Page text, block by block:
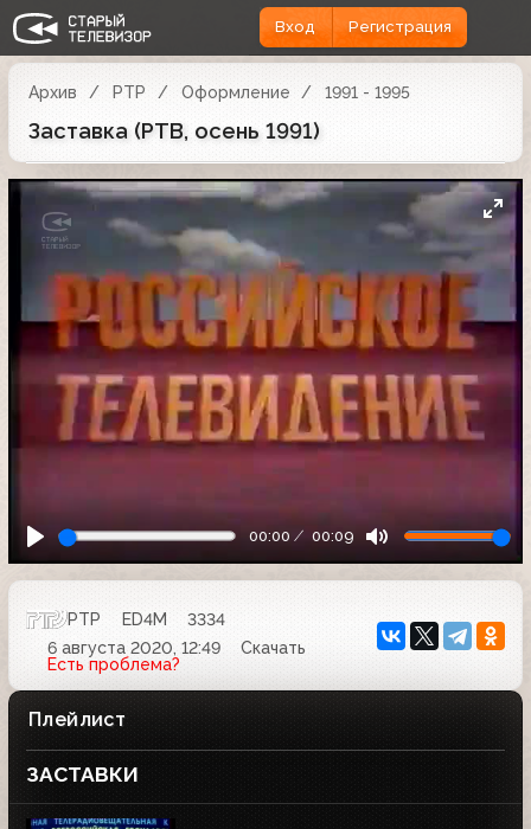
Вход Регистрация
Архив РТР Оформление 1991 - 1995
Заставка (РТВ, осень 1991)
00:00 00:09
РТР ED4M
3334
6 августа 2020, 12:49
Скачать
Есть проблема?
Плейлист
ЗАСТАВКИ